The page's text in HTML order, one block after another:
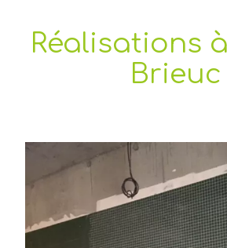
Réalisations
Brieuc